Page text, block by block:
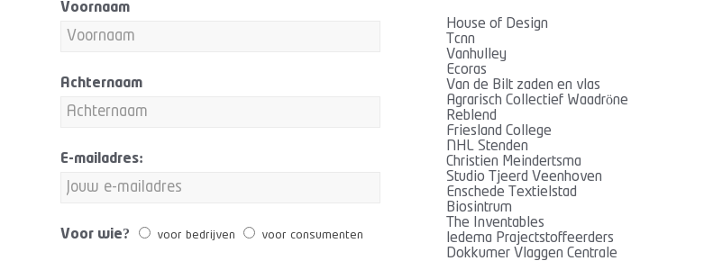
Voornaam
Achternaam
E-mailadres:
Voor wie? voor bedrijven voor consumenten
House of Design
Tcnn
Vanhulley
Ecoras
Van de Bilt zaden en vlas
Agrarisch Collectief Waadröne
Reblend
Friesland College
NHL Stenden
Christien Meindertsma
Studio Tjeerd Veenhoven
Enschede Textielstad
Biosintrum
The Inventables
ledema Prajectstoffeerders
Dokkumer Vlaggen Centrale